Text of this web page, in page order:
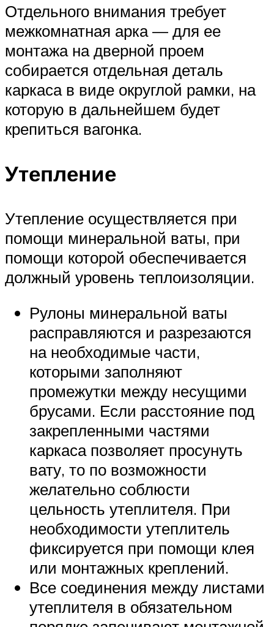
Отдельного внимания требует
межкомнатная арка — для ее
монтажа на дверной проем
собирается отдельная деталь
каркаса в виде округлой рамки, на
которую в дальнейшем будет
крепиться вагонка.
Утепление
Утепление осуществляется при
помощи минеральной ваты, при
помощи которой обеспечивается
должный уровень теплоизоляции.
Рулоны минеральной ваты
расправляются и разрезаются
на необходимые части,
которыми заполняют
промежутки между несущими
брусами. Если расстояние под
закрепленными частями
каркаса позволяет просунуть
вату, то по возможности
желательно соблюсти
цельность утеплителя. При
необходимости утеплитель
фиксируется при помощи клея
или монтажных креплений.
Все соединения между листами
утеплителя в обязательном